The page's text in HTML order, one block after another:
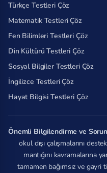
Türkçe Testleri Çöz
Matematik Testleri Çöz
Fen Bilimleri Testleri Çöz
Din Kültürü Testleri Çöz
Sosyal Bilgiler Testleri Çöz
İngilizce Testleri Çöz
Hayat Bilgisi Testleri Çöz
Önemli Bilgilendirme ve
okul dışı çalışmalarını
mantığını kavramalarına
tamamen bağımsız ve gayri